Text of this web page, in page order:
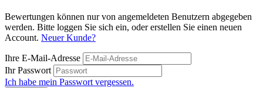
Bewertungen können nur von angemeldeten Benutzern abgegeben
werden. Bitte loggen Sie sich ein, oder erstellen Sie einen neuen
Account. Neuer Kunde?
Ihre E-Mail-Adresse
Ihr Passwort
Ich habe mein Passwort vergessen.